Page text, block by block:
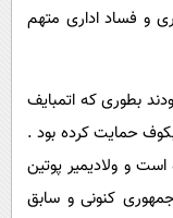
و فساد اداری متهم
بطوری که اتمبایف
جمهوری سال ۲۰۱۷ از جینبکوف حمایت کرده بود .
و ولادیمیر پوتین
کنونی و سابق